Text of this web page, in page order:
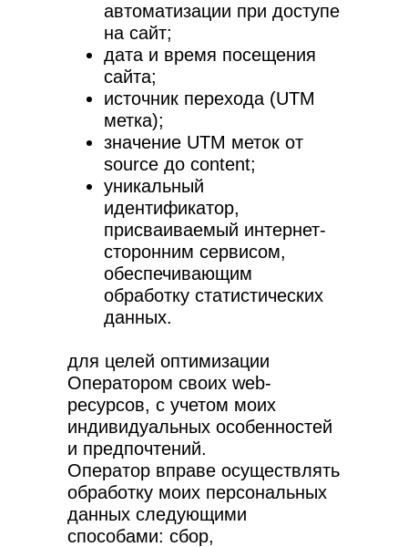
автоматизации при доступе
на сайт;
дата и время посещения
сайта;
источник перехода (UTM
метка);
значение UTM меток от
source до content;
уникальный
идентификатор,
присваиваемый интернет-
сторонним сервисом,
обеспечивающим
обработку статистических
данных.
для целей оптимизации
Оператором своих web-
ресурсов, с учетом моих
индивидуальных особенностей
и предпочтений.
Оператор вправе осуществлять
обработку моих персональных
данных следующими
способами: сбор,
+7 (800) 551-15-59
+7 (812) 671-04-25
+7 (911) 707-61-33
support@plinor.ru